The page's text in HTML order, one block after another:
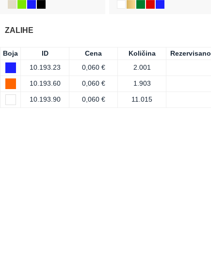
ZALIHE
Boja ID Cena Količina Rezervisano
10.193.23
0,060 € 2.001
10.193.60 0,060 € 1.903
10.193.90 0,060 € 11.015